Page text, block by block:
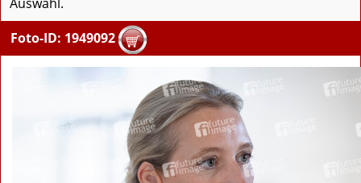
Foto-ID: 1949092